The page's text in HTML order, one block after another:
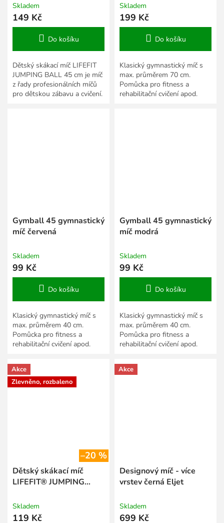
Skladem
149 Kč
Do košíku
Dětský skákací míč LIFEFIT
JUMPING BALL 45 cm je míč
z řady profesionálních míčů
pro dětskou zábavu a cvičení.
Skladem
199 Kč
Do košíku
Klasický gymnastický míč s
max. průměrem 70 cm.
Pomůcka pro fitness a
rehabilitační cvičení apod.
Gymball 45 gymnastický
míč červená
Skladem
99 Kč
Do košíku
Klasický gymnastický míč s
max. průměrem 40 cm.
Pomůcka pro fitness a
rehabilitační cvičení apod.
Gymball 45 gymnastický
míč modrá
Skladem
99 Kč
Do košíku
Klasický gymnastický míč s
max. průměrem 40 cm.
Pomůcka pro fitness a
rehabilitační cvičení apod.
Akce
Zlevněno, rozbaleno
–20 %
Dětský skákací míč
LIFEFIT® JUMPING
Skladem
119 Kč
Akce
Designový míč - více
vrstev černá Eljet
Skladem
699 Kč